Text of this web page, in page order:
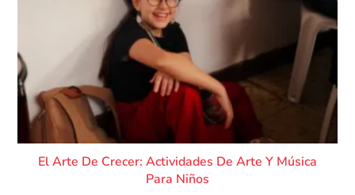
El Arte De Crecer: Actividades De Arte Y Música
Para Niños